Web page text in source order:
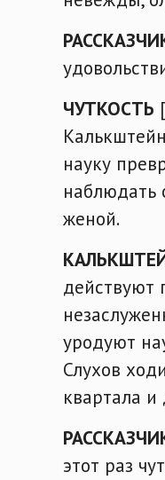
ЧУТКОСТЬ
науку
наблюдать
женой.
действуют
уродуют
Слухов
квартала
этот раз